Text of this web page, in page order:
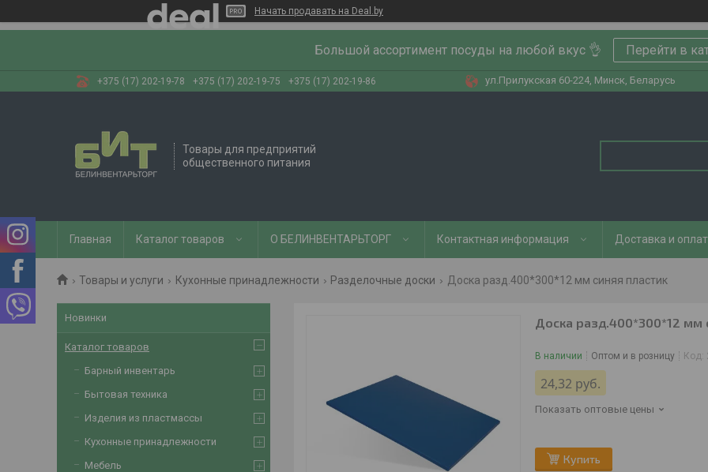
Начать продавать на Deal.by
Большой ассортимент посуды на любой вкус 👌 Перейти в
+375 (17) 202-19-78 +375 (17) 202-19-75 +375 (17) 202-19-86 ул.Прилукская 60-224, Минск, Беларусь
Товары для предприятий
общественного питания
Главная Каталог товаров О БЕЛИНВЕНТАРЬТОРГ Контактная информация Доставка и
Товары и услуги Кухонные принадлежности Разделочные доски Доска разд.400*300*12 мм синяя пластик
Доска разд.400*300*12 мм
В наличии Оптом и в розницу Код:
24,32 руб.
Показать оптовые цены
Купить
Новинки
Каталог товаров
Барный инвентарь
Бытовая техника
Изделия из пластмассы
Кухонные принадлежности
Мебель